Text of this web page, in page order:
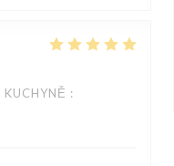
KUCHYNĚ :